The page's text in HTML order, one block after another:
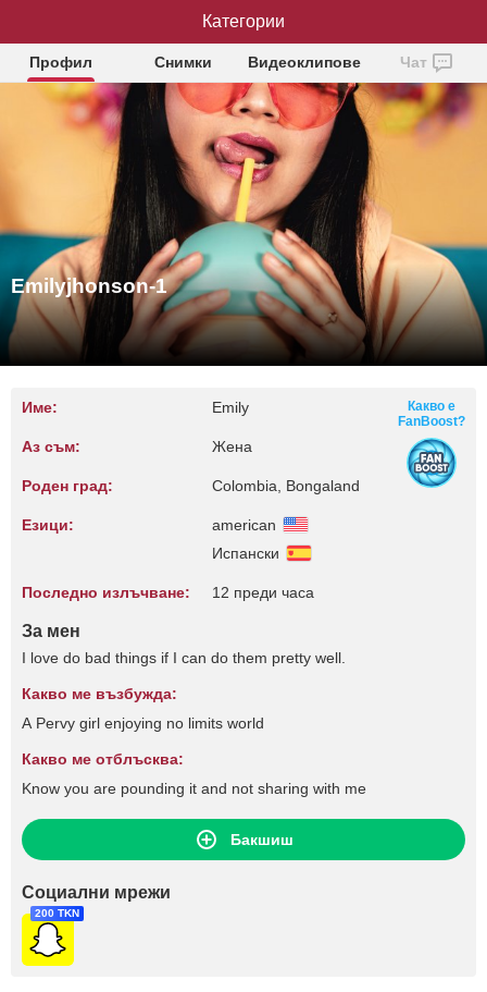
Emilyjhonson-1
Профил Снимки Видеоклипове Чат
Emilyjhonson-1
Име: Emily
Аз съм: Жена
Роден град: Colombia, Bongaland
Езици:
american
Испански
Последно излъчване: 12 преди часа
Какво е
FanBoost?
За мен
I love do bad things if I can do them pretty well.
Какво ме възбужда:
A Pervy girl enjoying no limits world
Какво ме отблъсква:
Know you are pounding it and not sharing with me
Бакшиш
Социални мрежи
200 TKN
Категории